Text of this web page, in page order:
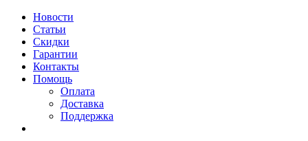
Новости
Статьи
Скидки
Гарантии
Контакты
Помощь
Оплата
Доставка
Поддержка